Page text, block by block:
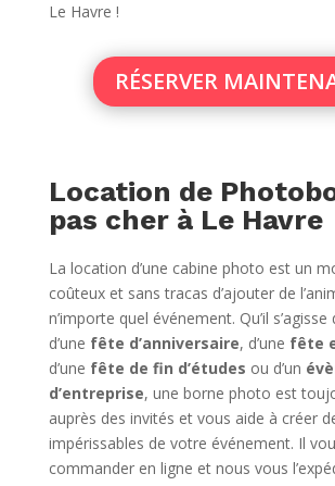
Le Havre !
RÉSERVER
Location de
pas cher à Le Havre
La location d’une cabine photo est un
coûteux et sans tracas d’ajouter de
n’importe quel événement. Qu’il s’agisse
d’une fête d’anniversaire, d’une fête
d’une fête de fin d’études ou d’un
d’entreprise, une borne photo est
auprès des invités et vous aide à créer
impérissables de votre événement. Il
commander en ligne et nous vous